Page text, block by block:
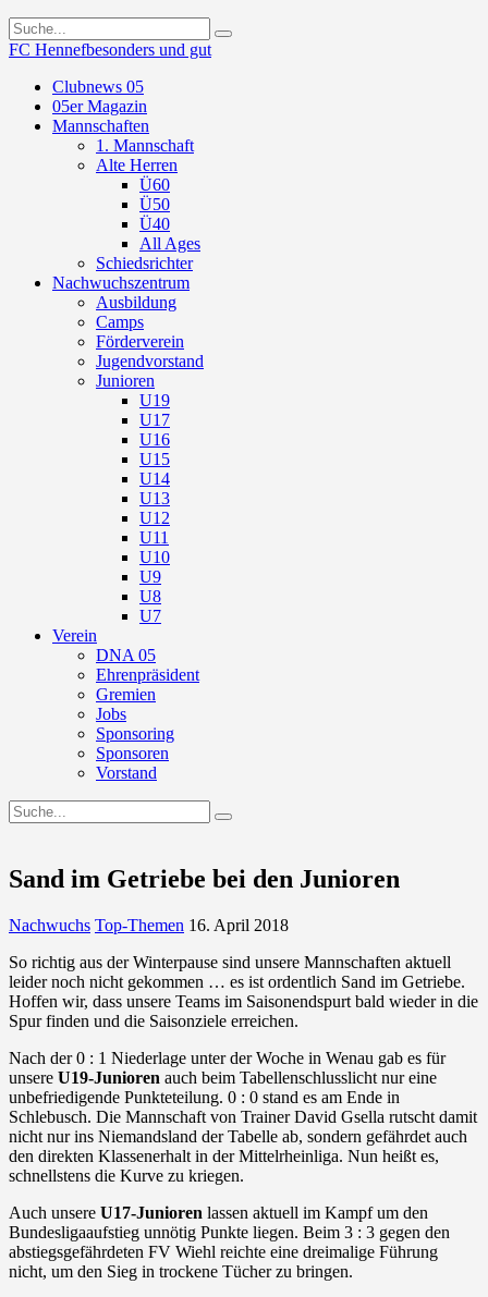
FC Hennefbesonders und gut
Clubnews 05
05er Magazin
Mannschaften
1. Mannschaft
Alte Herren
Ü60
Ü50
Ü40
All Ages
Schiedsrichter
Nachwuchszentrum
Ausbildung
Camps
Förderverein
Jugendvorstand
Junioren
U19
U17
U16
U15
U14
U13
U12
U11
U10
U9
U8
U7
Verein
DNA 05
Ehrenpräsident
Gremien
Jobs
Sponsoring
Sponsoren
Vorstand
Sand im Getriebe bei den Junioren
Nachwuchs Top-Themen 16. April 2018
So richtig aus der Winterpause sind unsere Mannschaften aktuell
leider noch nicht gekommen … es ist ordentlich Sand im Getriebe.
Hoffen wir, dass unsere Teams im Saisonendspurt bald wieder in die
Spur finden und die Saisonziele erreichen.
Nach der 0 : 1 Niederlage unter der Woche in Wenau gab es für
unsere U19-Junioren auch beim Tabellenschlusslicht nur eine
unbefriedigende Punkteteilung. 0 : 0 stand es am Ende in
Schlebusch. Die Mannschaft von Trainer David Gsella rutscht damit
nicht nur ins Niemandsland der Tabelle ab, sondern gefährdet auch
den direkten Klassenerhalt in der Mittelrheinliga. Nun heißt es,
schnellstens die Kurve zu kriegen.
Auch unsere U17-Junioren lassen aktuell im Kampf um den
Bundesligaaufstieg unnötig Punkte liegen. Beim 3 : 3 gegen den
abstiegsgefährdeten FV Wiehl reichte eine dreimalige Führung
nicht, um den Sieg in trockene Tücher zu bringen.